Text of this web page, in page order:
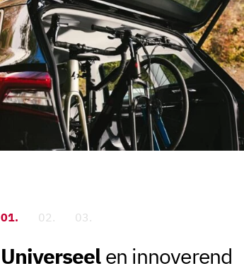
01. 02. 03.
Universeelen innoverend